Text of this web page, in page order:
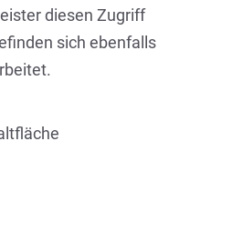
diesen Zugriff
sich ebenfalls